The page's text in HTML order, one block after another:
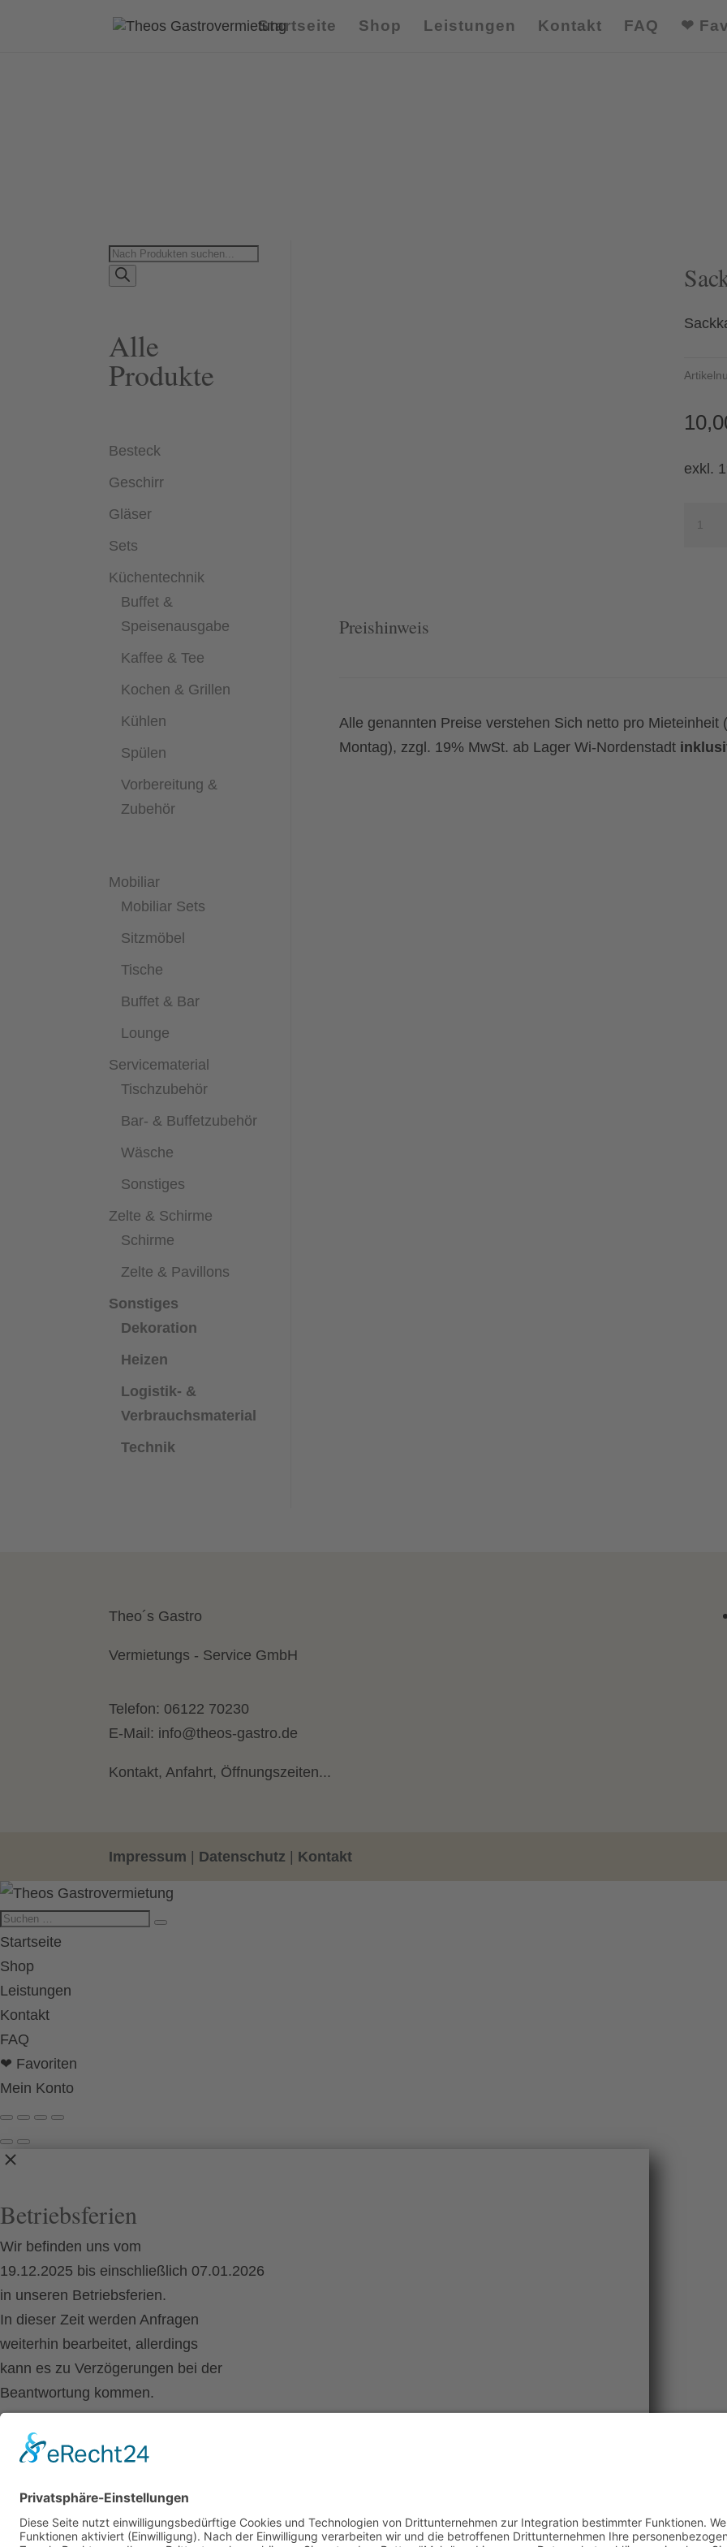
Startseite Shop Leistungen Kontakt FAQ ❤
Products
search
Alle
Produkte
Besteck
Geschirr
Gläser
Sets
Küchentechnik
Buffet &
Speisenausgabe
Kaffee & Tee
Kochen & Grillen
Kühlen
Spülen
Vorbereitung &
Zubehör
Mobiliar
Mobiliar Sets
Sitzmöbel
Tische
Buffet & Bar
Lounge
Servicematerial
Tischzubehör
Bar- & Buffetzubehör
Wäsche
Sonstiges
Zelte & Schirme
Schirme
Zelte & Pavillons
Sonstiges
Dekoration
Heizen
Logistik- &
Verbrauchsmaterial
Technik
exkl.
Preishinweis
Alle genannten Preise verstehen Sich netto pro Mieteinheit
Montag), zzgl. 19% MwSt. ab Lager Wi-Nordenstadt
Theo´s Gastro
Vermietungs - Service GmbH
Telefon: 06122 70230
E-Mail: info@theos-gastro.de
Kontakt, Anfahrt, Öffnungszeiten...
Impressum Datenschutz Kontakt
Startseite
Shop
Leistungen
Kontakt
FAQ
❤ Favoriten
Mein Konto
Betriebsferien
Wir befinden uns vom
19.12.2025 bis einschließlich 07.01.2026
in unseren Betriebsferien.
In dieser Zeit werden Anfragen
weiterhin bearbeitet, allerdings
kann es zu Verzögerungen bei der
Beantwortung kommen.